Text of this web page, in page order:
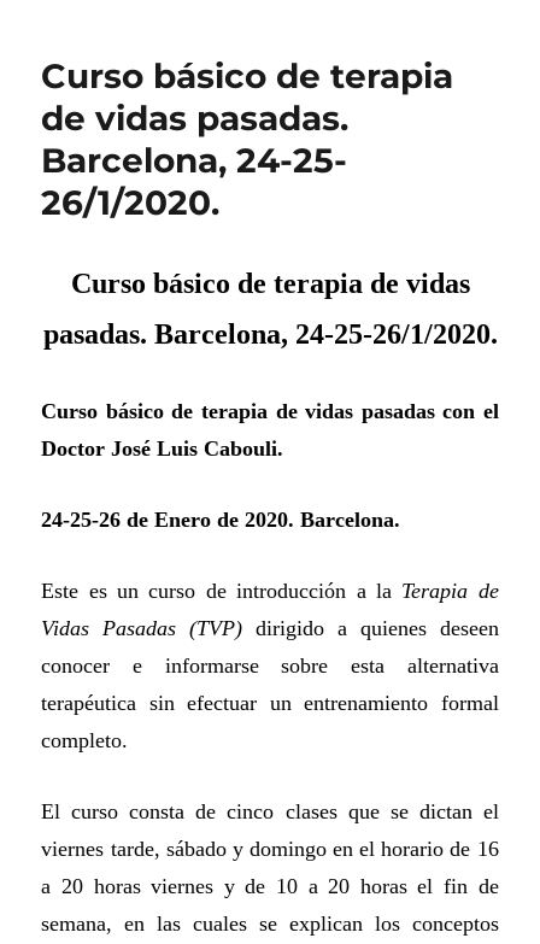
Curso básico de terapia
de vidas pasadas.
Barcelona, 24-25-
26/1/2020.
Curso básico de terapia de vidas
pasadas. Barcelona, 24-25-26/1/2020.
Curso básico de terapia de vidas pasadascon el
Doctor José Luis Cabouli.
24-25-26 de Enero de 2020. Barcelona.
Este es un curso de introducción a la Terapia de
Vidas Pasadas (TVP) dirigido a quienes deseen
conocer e informarse sobre esta alternativa
terapéutica sin efectuar un entrenamiento formal
completo.
El curso consta de cinco clases que se dictan el
viernes tarde, sábado y domingo en el horario de 16
a 20 horas viernes y de 10 a 20 horas el fin de
semana, en las cuales se explican los conceptos